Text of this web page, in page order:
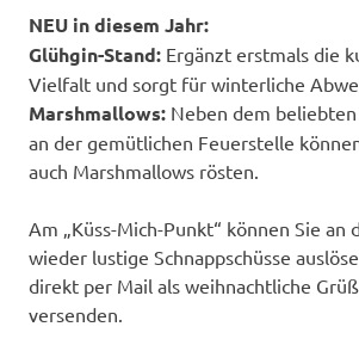
NEU in diesem Jahr:
Glühgin-Stand: Ergänzt erstmals die
Vielfalt und sorgt für winterliche
Marshmallows: Neben dem
an der gemütlichen Feuerstelle
auch Marshmallows rösten.
Am „Küss-Mich-Punkt“ können Sie an
wieder lustige Schnappschüsse
direkt per Mail als weihnachtliche
versenden.